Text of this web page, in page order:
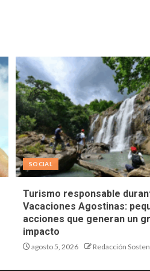
SOCIAL
Turismo responsable
Vacaciones Agostinas:
acciones que generan un
impacto
agosto 5, 2026 Redacción